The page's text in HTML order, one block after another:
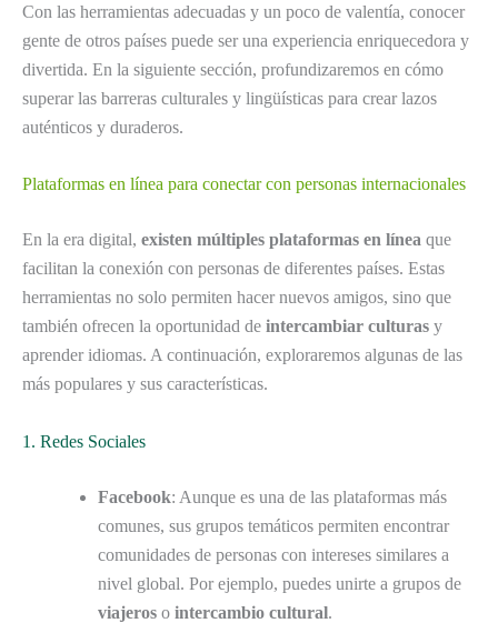
Con las herramientas adecuadas y un poco de valentía, conocer
gente de otros países puede ser una experiencia enriquecedora y
divertida. En la siguiente sección, profundizaremos en cómo
superar las barreras culturales y lingüísticas para crear lazos
auténticos y duraderos.
Plataformas en línea para conectar con personas internacionales
En la era digital, existen múltiples plataformas en línea que
facilitan la conexión con personas de diferentes países. Estas
herramientas no solo permiten hacer nuevos amigos, sino que
también ofrecen la oportunidad de intercambiar culturas y
aprender idiomas. A continuación, exploraremos algunas de las
más populares y sus características.
1. Redes Sociales
Facebook: Aunque es una de las plataformas más
comunes, sus grupos temáticos permiten encontrar
comunidades de personas con intereses similares a
nivel global. Por ejemplo, puedes unirte a grupos de
viajeros o intercambio cultural.